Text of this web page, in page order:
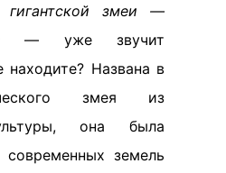
гигантской змеи —
— уже звучит
находите? Названа в
змея из
она была
современных земель